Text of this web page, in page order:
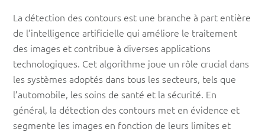
La détection des contours est une branche à part entière
de l’intelligence artificielle qui améliore le traitement
des images et contribue à diverses applications
technologiques. Cet algorithme joue un rôle crucial dans
les systèmes adoptés dans tous les secteurs, tels que
l’automobile, les soins de santé et la sécurité. En
général, la détection des contours met en évidence et
segmente les images en fonction de leurs limites et